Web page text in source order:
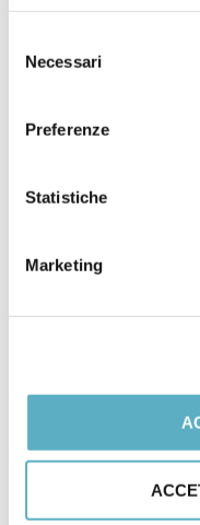
delNecessari
Preferenze
Statistiche
Marketing
assemblaggio,
trasportano fluidi di
Search
for